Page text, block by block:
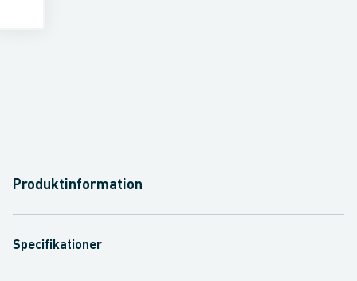
Produktinformation
Specifikationer